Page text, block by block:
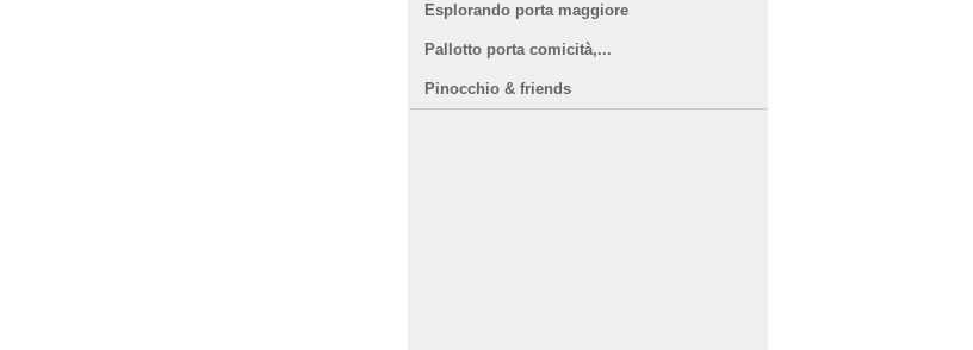
Esplorando porta maggiore
Pallotto porta comicità,...
Pinocchio & friends